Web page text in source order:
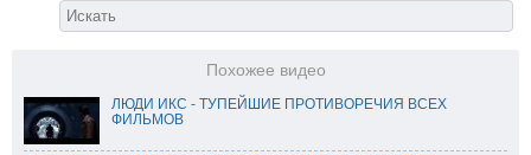
Похожее видео
ЛЮДИ ИКС - ТУПЕЙШИЕ ПРОТИВОРЕЧИЯ ВСЕХ
ФИЛЬМОВ